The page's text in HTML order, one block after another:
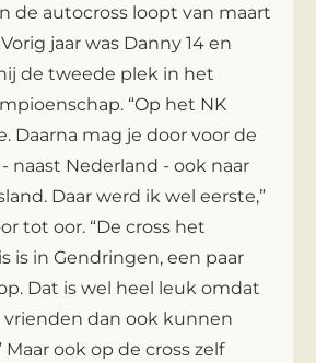
de autocross loopt van maart
jaar was Danny 14 en
de tweede plek in het
“Op het NK
Daarna mag je door voor de
- naast Nederland - ook naar
Daar werd ik wel eerste,”
tot oor. “De cross het
is in Gendringen, een paar
Dat is wel heel leuk omdat
dan ook kunnen
ook op de cross zelf